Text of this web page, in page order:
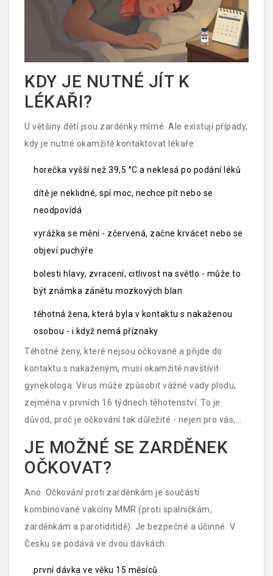
KDY JE NUTNÉ JÍT K
LÉKAŘI?
U většiny dětí jsou zarděnky mírné. Ale existují případy,
kdy je nutné okamžitě kontaktovat lékaře:
horečka vyšší než 39,5 °C a neklesá po podání léků
dítě je neklidné, spí moc, nechce pít nebo se
neodpovídá
vyrážka se mění - zčervená, začne krvácet nebo se
objeví puchýře
bolesti hlavy, zvracení, citlivost na světlo - může to
být známka zánětu mozkových blan
těhotná žena, která byla v kontaktu s nakaženou
osobou - i když nemá příznaky
Těhotné ženy, které nejsou očkované a přijde do
kontaktu s nakaženým, musí okamžitě navštívit
gynekologa. Vírus může způsobit vážné vady plodu,
zejména v prvních 16 týdnech těhotenství. To je
důvod, proč je očkování tak důležité - nejen pro vás,
ale pro celou společnost.
JE MOŽNÉ SE ZARDĚNEK
OČKOVAT?
Ano. Očkování proti zarděnkám je součástí
kombinované vakcíny MMR (proti spalničkám,
zarděnkám a parotiditidě). Je bezpečné a účinné. V
Česku se podává ve dvou dávkách:
první dávka ve věku 15 měsíců